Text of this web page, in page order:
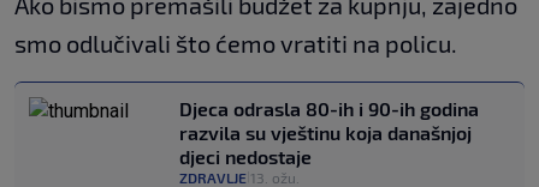
smo odlučivali što ćemo vratiti na policu.
Djeca odrasla 80-ih i 90-ih godina
razvila su vještinu koja današnjoj
djeci nedostaje
ZDRAVLJE 13. ožu.